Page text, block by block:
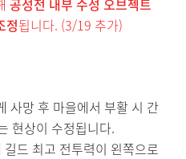
공성전 내부 수성 오브젝트
정됩니다. (3/19 추가)
사망 후 마을에서 부활 시 간
현상이 수정됩니다.
드 최고 전투력이 왼쪽으로